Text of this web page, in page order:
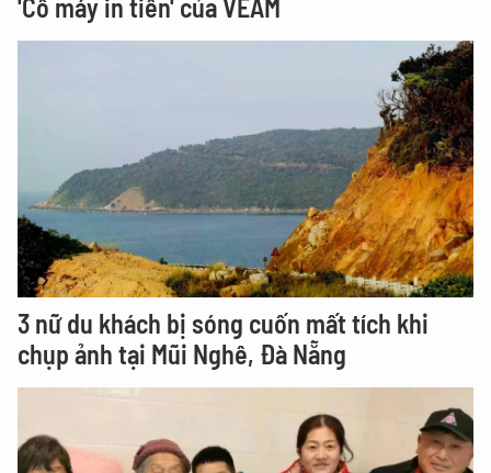
'Cỗ máy in tiền' của VEAM
3 nữ du khách bị sóng cuốn mất tích khi
chụp ảnh tại Mũi Nghê, Đà Nẵng